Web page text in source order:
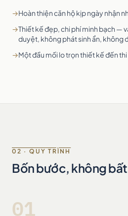
→Hoàn thiện căn hộ kịp ngày nhận
→Thiết kế đẹp, chi phí minh bạch —
duyệt, không phát sinh ẩn, không
→Một đầu mối lo trọn thiết kế đến
02 · QUY TRÌNH
Bốn bước, không
01